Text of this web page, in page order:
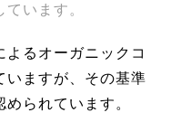
います。
よるオーガニックコ
いますが、その基準
られています。